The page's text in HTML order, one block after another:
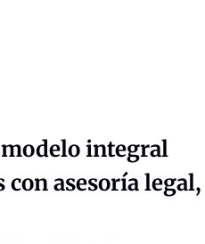
integral
asesoría legal,